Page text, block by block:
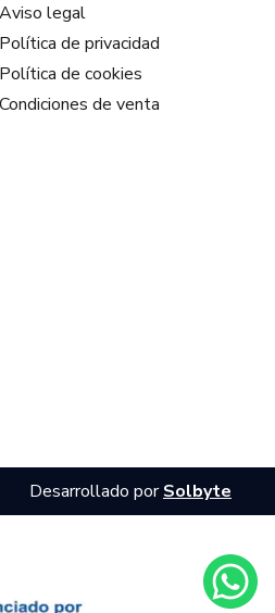
Aviso legal
Política de privacidad
Política de cookies
Condiciones de venta
Desarrollado porSolbyte